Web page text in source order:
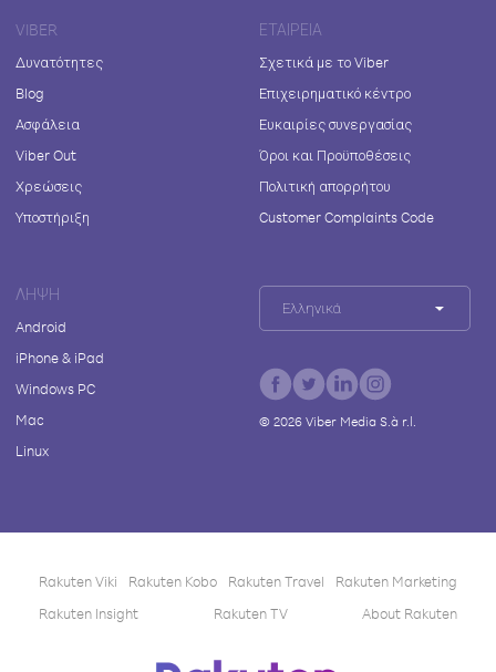
VIBER
Δυνατότητες
Blog
Ασφάλεια
Viber Out
Χρεώσεις
Υποστήριξη
ΕΤΑΙΡΕΊΑ
Σχετικά με το Viber
Επιχειρηματικό κέντρο
Ευκαιρίες συνεργασίας
Όροι και Προϋποθέσεις
Πολιτική απορρήτου
Customer Complaints Code
ΛΉΨΗ
Android
iPhone & iPad
Windows PC
Mac
Linux
Ελληνικά
© 2026Viber Media S.à r.l.
Rakuten Viki Rakuten Kobo Rakuten Travel
Rakuten Marketing
Rakuten Insight
Rakuten TV About Rakuten